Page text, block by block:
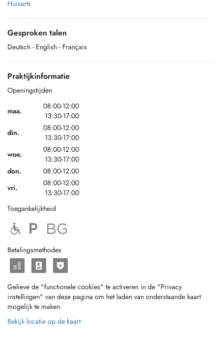
Huisarts
Gesproken talen
Deutsch - English - Français
Praktijkinformatie
Openingstijden
maa.
08:00-12:00
13:30-17:00
din.
08:00-12:00
13:30-17:00
woe.
08:00-12:00
13:30-17:00
don.
08:00-12:00
vri.
08:00-12:00
13:30-17:00
Toegankelijkheid
Betalingsmethodes
Gelieve de "functionele cookies" te activeren in de "Privacy
instellingen" van deze pagina om het laden van onderstaande kaart
mogelijk te maken.
Bekijk locatie op de kaart